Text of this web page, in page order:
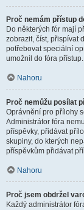
Proč nemám přístup
Do některých fór mají
zobrazit, číst, přispívat
potřebovat speciální
umožnil do fóra přístup.
Nahoru
Proč nemůžu posílat
Oprávnění pro přílohy
Administrátor fóra
příspěvky, přidávat
skupiny, do kterých
příspěvkům přidávat
Nahoru
Proč jsem obdržel
Každý administrátor